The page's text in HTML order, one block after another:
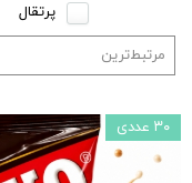
پرتقال
مرتبط‌ترین
۳۰ عددی